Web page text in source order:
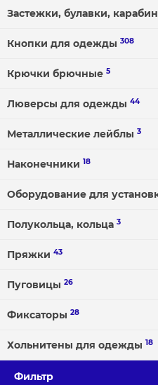
Застежки, булавки,
Кнопки для одежды 308
Крючки брючные 5
Люверсы для одежды 44
Металлические лейблы 3
Наконечники 18
Оборудование для
Полукольца, кольца 3
Пряжки 43
Пуговицы 26
Фиксаторы 28
Хольнитены для одежды 18
Фильтр